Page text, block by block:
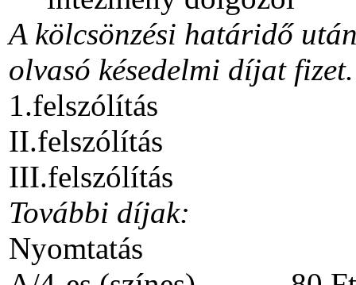
A kölcsönzési határidő
olvasó késedelmi díjat fizet.
1.felszólítás
II.felszólítás
III.felszólítás
További díjak:
Nyomtatás